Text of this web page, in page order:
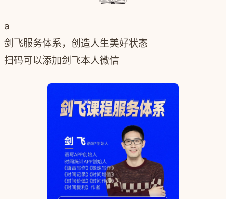
a
剑飞服务体系，创造人生美好状态
扫码可以添加剑飞本人微信